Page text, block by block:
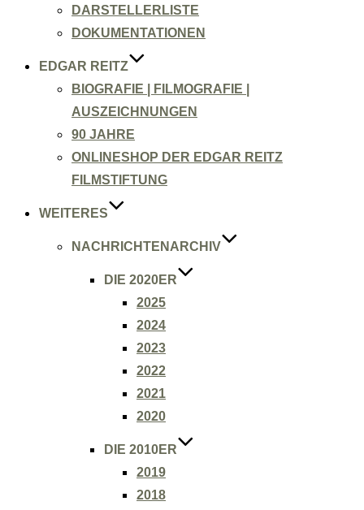
DARSTELLERLISTE
DOKUMENTATIONEN
EDGAR REITZ
BIOGRAFIE | FILMOGRAFIE |
AUSZEICHNUNGEN
90 JAHRE
ONLINESHOP DER EDGAR REITZ
FILMSTIFTUNG
WEITERES
NACHRICHTENARCHIV
DIE 2020ER
2025
2024
2023
2022
2021
2020
DIE 2010ER
2019
2018